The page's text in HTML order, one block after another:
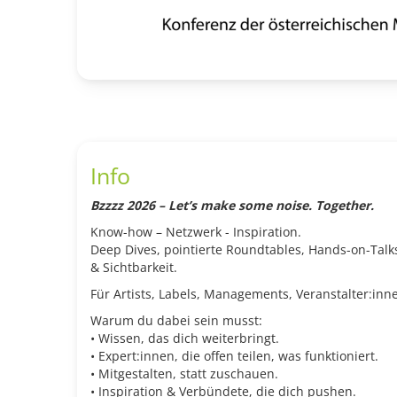
Info
Bzzzz 2026 – Let’s make some noise. Together.
Know-how – Netzwerk - Inspiration.
Deep Dives, pointierte Roundtables, Hands-on-
& Sichtbarkeit.
Für Artists, Labels, Managements,
Warum du dabei sein musst:
• Wissen, das dich weiterbringt.
• Expert:innen, die offen teilen, was funktioniert.
• Mitgestalten, statt zuschauen.
• Inspiration & Verbündete, die dich pushen.